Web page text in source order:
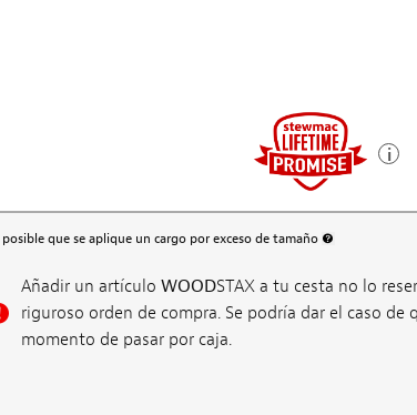
posible que se aplique un cargo por exceso de tamaño
Añadir un artículo WOODSTAX a tu cesta no lo
riguroso orden de compra. Se podría dar el caso
momento de pasar por caja.